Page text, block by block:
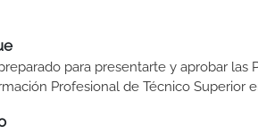
para presentarte y aprobar las
Profesional de Técnico Superior